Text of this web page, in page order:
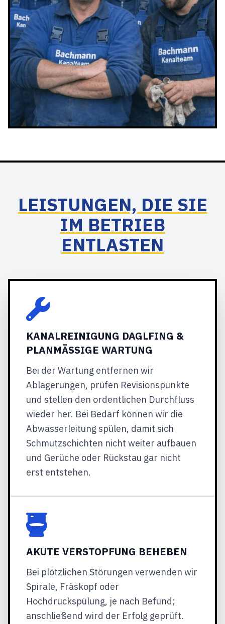
LEISTUNGEN, DIE SIE
IM BETRIEB
ENTLASTEN
KANALREINIGUNG DAGLFING &
PLANMÄSSIGE WARTUNG
Bei der Wartung entfernen wir
Ablagerungen, prüfen Revisionspunkte
und stellen den ordentlichen Durchfluss
wieder her. Bei Bedarf können wir die
Abwasserleitung spülen, damit sich
Schmutzschichten nicht weiter aufbauen
und Gerüche oder Rückstau gar nicht
erst entstehen.
AKUTE VERSTOPFUNG BEHEBEN
Bei plötzlichen Störungen verwenden wir
Spirale, Fräskopf oder
Hochdruckspülung, je nach Befund;
anschließend wird der Erfolg geprüft.